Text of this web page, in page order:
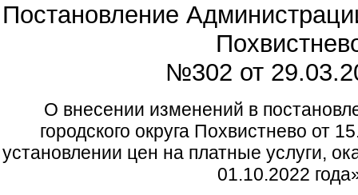
Постановление
№302 от
О внесении изменений в
городского округа Похвистнево от
установлении цен на платные услуги,
01.10.2022